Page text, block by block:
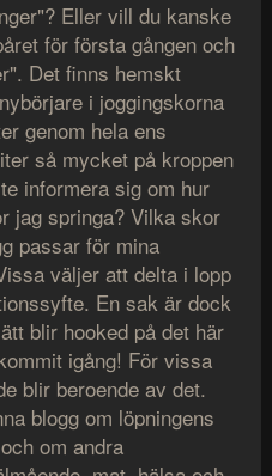
Eller vill du kanske
för första gången och
Det finns hemskt
i joggingskorna
genom hela ens
så mycket på kroppen
informera sig om hur
jag springa? Vilka skor
passar för mina
väljer att delta i lopp
En sak är dock
blir hooked på det här
igång! För vissa
blir beroende av det.
blogg om löpningens
om andra